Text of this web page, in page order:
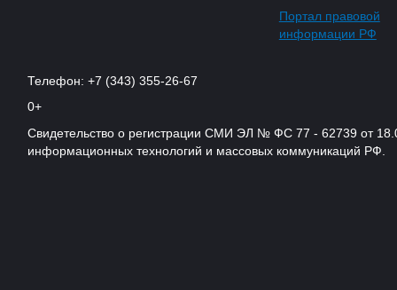
Портал правовой
информации РФ
Телефон: +7 (343) 355-26-67
0+
Свидетельство о регистрации СМИ ЭЛ № ФС 77 - 62739 от
информационных технологий и массовых коммуникаций РФ.